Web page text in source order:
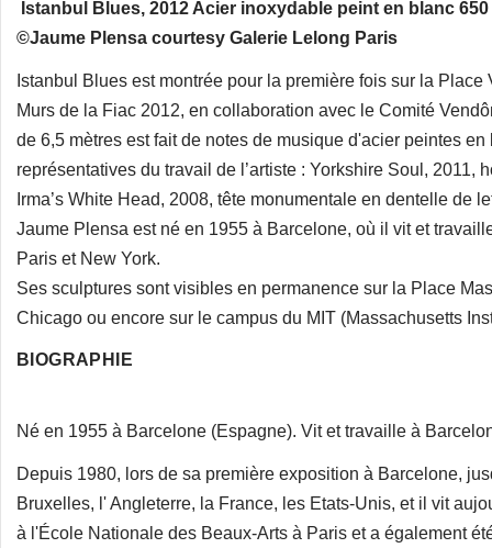
Istanbul Blues, 2012 Acier inoxydable peint en blanc
©Jaume Plensa courtesy Galerie Lelong Paris
Istanbul Blues est montrée pour la première fois sur la
Murs de la Fiac 2012, en collaboration avec le Comité
de 6,5 mètres est fait de notes de musique d'acier peintes
représentatives du travail de l’artiste : Yorkshire Soul, 2011,
Irma’s White Head, 2008, tête monumentale en dentelle de
Jaume Plensa est né en 1955 à Barcelone, où il vit et
Paris et New York.
Ses sculptures sont visibles en permanence sur la Place
Chicago ou encore sur le campus du MIT (Massachusetts
BIOGRAPHIE
Né en 1955 à Barcelone (Espagne). Vit et travaille à
Depuis 1980, lors de sa première exposition à Barcelone,
Bruxelles, l' Angleterre, la France, les Etats-Unis, et il vit
à l'École Nationale des Beaux-Arts à Paris et a également